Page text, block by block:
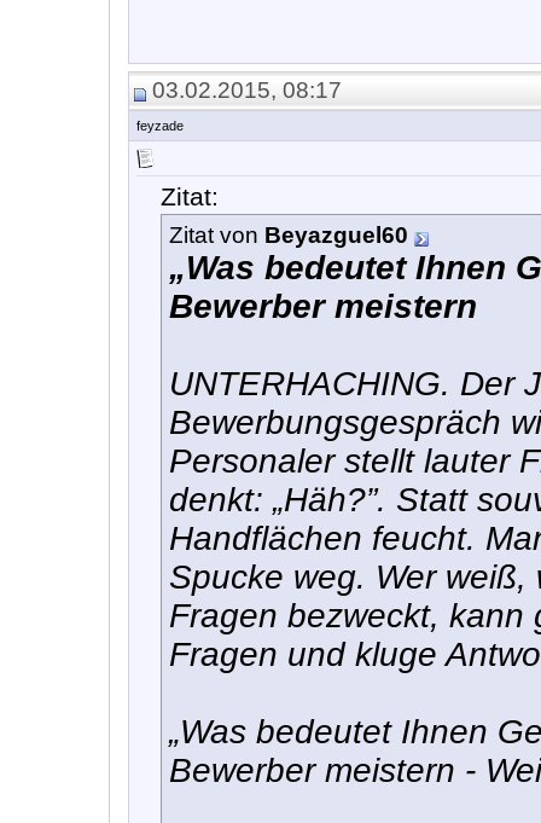
03.02.2015, 08:17
feyzade
Zitat:
Zitat von Beyazguel60
„Was bedeutet Ihnen
Bewerber meistern
UNTERHACHING. Der
Bewerbungsgespräch
Personaler stellt lauter
denkt: „Häh?”. Statt
Handflächen feucht.
Spucke weg. Wer
Fragen bezweckt, kann
Fragen und kluge
„Was bedeutet Ihnen
Bewerber meistern -